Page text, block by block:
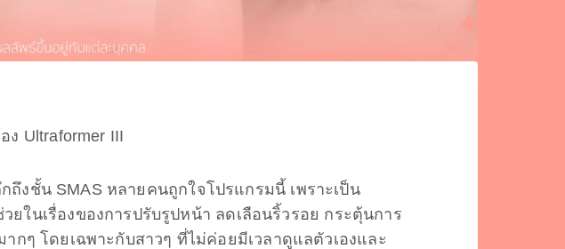
Ultraformer III
งชั้น SMAS หลายคนถูกใจโปรแกรมนี้ เพราะเป็น
ในเรื่องของการปรับรูปหน้า ลดเลือนริ้วรอย กระตุ้นการ
กๆ โดยเฉพาะกับสาวๆ ที่ไม่ค่อยมีเวลาดูแลตัวเองและ